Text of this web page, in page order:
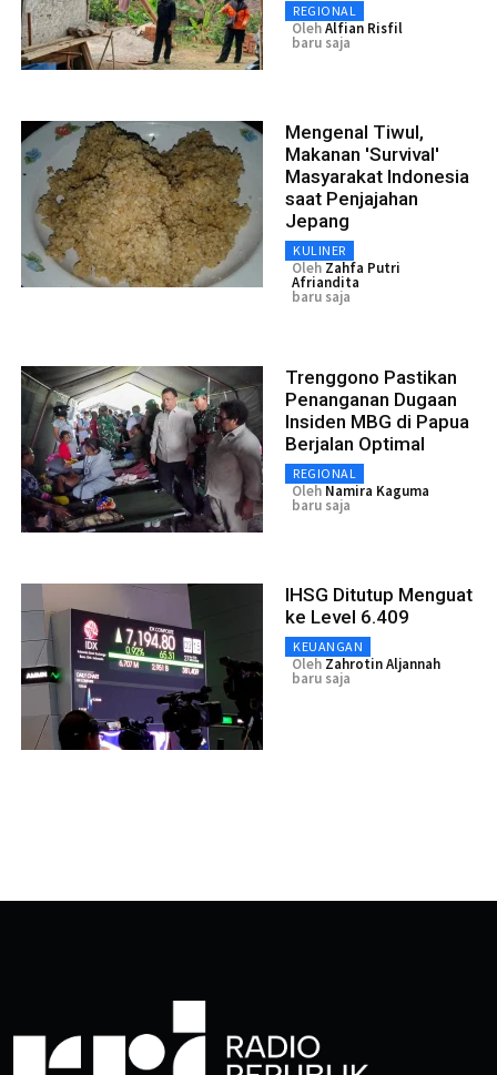
REGIONAL
OlehAlfian Risfil
baru saja
Mengenal Tiwul,
Makanan 'Survival'
Masyarakat Indonesia
saat Penjajahan
Jepang
KULINER
Oleh Zahfa Putri
Afriandita
baru saja
Trenggono Pastikan
Penanganan Dugaan
Insiden MBG di Papua
Berjalan Optimal
REGIONAL
Oleh Namira Kaguma
baru saja
IHSG Ditutup Menguat
ke Level 6.409
KEUANGAN
Oleh Zahrotin Aljannah
baru saja